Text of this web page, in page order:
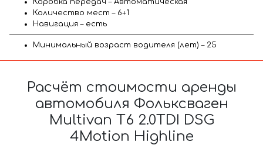
Количество мест – 6+1
Навигация – есть
Минимальный возраст водителя (лет) – 25
Расчёт стоимости аренды
автомобиля Фольксваген
Multivan T6 2.0TDI DSG
4Motion Highline